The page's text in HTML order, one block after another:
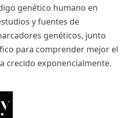
genético humano en
y fuentes de
genéticos, junto
para comprender mejor el
crecido exponencialmente.